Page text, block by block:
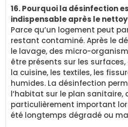
16. Pourquoi la désinfection
indispensable après le
Parce qu’un logement peut
restant contaminé. Après le
le lavage, des micro-
être présents sur les
la cuisine, les textiles, les
humides. La désinfection
l’habitat sur le plan sanitaire,
particulièrement important
été longtemps dégradé ou